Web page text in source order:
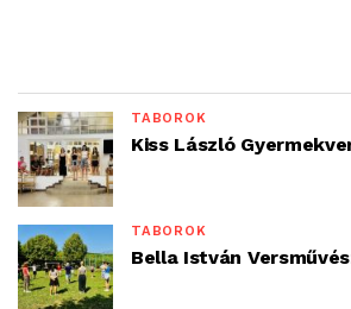
TÁBOROK
Kiss László
TÁBOROK
Bella István